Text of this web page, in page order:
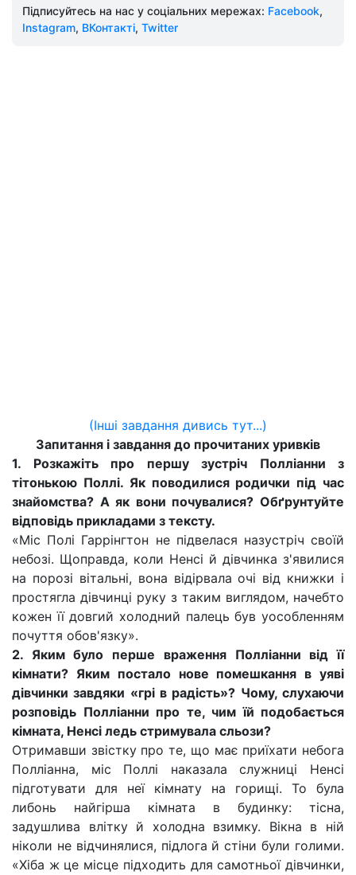
Підписуйтесь на нас у соціальних мережах: Facebook,
Instagram, ВКонтакті, Twitter
(Інші завдання дивись тут...)
Запитання і завдання до прочитаних уривків
1. Розкажіть про першу зустріч Полліанни з
тітонькою Поллі. Як поводилися родички під час
знайомства? А як вони почувалися? Обґрунтуйте
відповідь прикладами з тексту.
«Міс Полі Гаррінгтон не підвелася назустріч своїй
небозі. Щоправда, коли Ненсі й дівчинка з'явилися
на порозі вітальні, вона відірвала очі від книжки і
простягла дівчинці руку з таким виглядом, начебто
кожен її довгий холодний палець був уособленням
почуття обов'язку».
2. Яким було перше враження Полліанни від її
кімнати? Яким постало нове помешкання в уяві
дівчинки завдяки «грі в радість»? Чому, слухаючи
розповідь Полліанни про те, чим їй подобається
кімната, Ненсі ледь стримувала сльози?
Отримавши звістку про те, що має приїхати небога
Полліанна, міс Поллі наказала служниці Ненсі
підготувати для неї кімнату на горищі. То була
либонь найгірша кімната в будинку: тісна,
задушлива влітку й холодна взимку. Вікна в ній
ніколи не відчинялися, підлога й стіни були голими.
«Хіба ж це місце підходить для самотньої дівчинки,